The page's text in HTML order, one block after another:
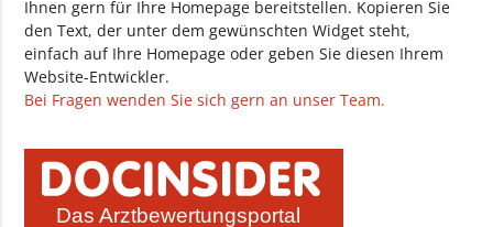
Ihnen gern für Ihre Homepage bereitstellen. Kopieren Sie
den Text, der unter dem gewünschten Widget steht,
einfach auf Ihre Homepage oder geben Sie diesen Ihrem
Website-Entwickler.
Bei Fragen wenden Sie sich gern an unser Team.